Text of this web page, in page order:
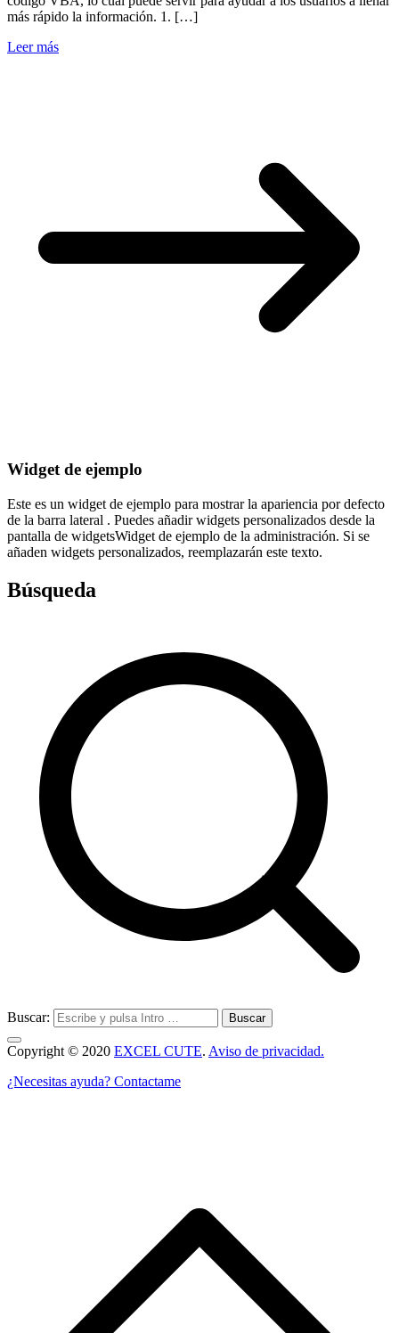
más rápido la información. 1. […]
Leer más
Widget de ejemplo
Este es un widget de ejemplo para mostrar la apariencia por defecto
de la barra lateral . Puedes añadir widgets personalizados desde la
pantalla de widgetsWidget de ejemplo de la administración. Si se
añaden widgets personalizados, reemplazarán este texto.
Búsqueda
Buscar:
Copyright © 2020 EXCEL CUTE. Aviso de privacidad.
¿Necesitas ayuda? Contactame